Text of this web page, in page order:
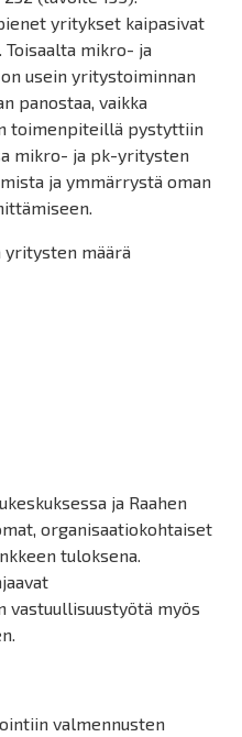
yritykset kaipasivat
Toisaalta mikro- ja
usein yritystoiminnan
panostaa, vaikka
toimenpiteillä pystyttiin
mikro- ja pk-yritysten
ja ymmärrystä oman
yritysten määrä
ja Raahen
organisaatiokohtaiset
tuloksena.
vastuullisuustyötä myös
valmennusten